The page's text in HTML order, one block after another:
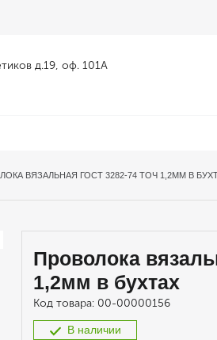
д.19, оф. 101А
ВЯЗАЛЬНАЯ ГОСТ 3282-74 ТОЧ 1,2ММ В
Проволока
1,2мм в бухтах
Код товара: 00-00000156
В наличии